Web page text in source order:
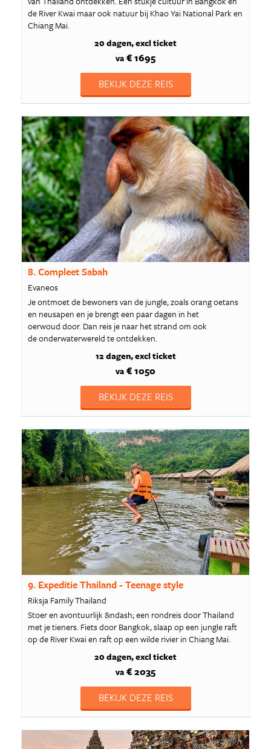
de River Kwai maar ook natuur bij Khao Yai National Park en
Chiang Mai.
20 dagen excl ticket
va € 1695
BEKIJK DEZE REIS
8. Compleet Sabah
Evaneos
Je ontmoet de bewoners van de jungle, zoals orang oetans
en neusapen en je brengt een paar dagen in het
oerwoud door. Dan reis je naar het strand om ook
de onderwaterwereld te ontdekken.
12 dagen excl ticket
va € 1050
BEKIJK DEZE REIS
9. Expeditie Thailand - Teenage style
Riksja Family Thailand
Stoer en avontuurlijk &ndash; een rondreis door Thailand
met je tieners. Fiets door Bangkok, slaap op een jungle raft
op de River Kwai en raft op een wilde rivier in Chiang Mai.
20 dagen excl ticket
va € 2035
BEKIJK DEZE REIS